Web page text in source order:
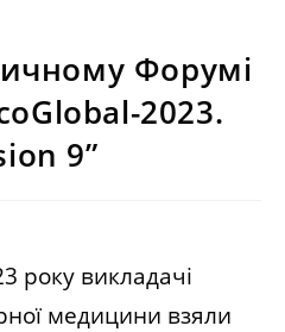
Форумі
2023.
9”
року викладачі
медицини взяли